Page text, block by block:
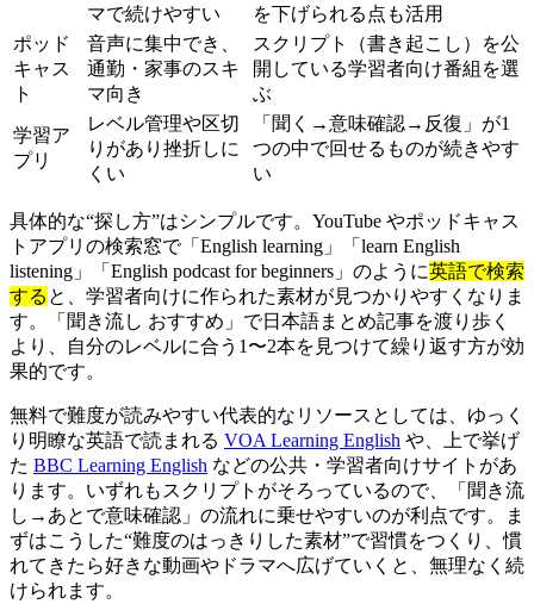
マで続けやすい
を下げられる点も活用
ポッド
キャス
ト
音声に集中でき、
通勤・家事のスキ
マ向き
スクリプト（書き起こし）を公
開している学習者向け番組を選
ぶ
学習ア
プリ
レベル管理や区切
りがあり挫折しに
くい
「聞く→意味確認→反復」が1
つの中で回せるものが続きやす
い
具体的な“探し方”はシンプルです。YouTube やポッドキャス
トアプリの検索窓で「English learning」「learn English
listening」「English podcast for beginners」のように英語で検索
する と、学習者向けに作られた素材が見つかりやすくなりま
す。「聞き流し おすすめ」で日本語まとめ記事を渡り歩く
より、自分のレベルに合う1〜2本を見つけて繰り返す方が効
果的です。
無料で難度が読みやすい代表的なリソースとしては、ゆっく
り明瞭な英語で読まれる VOA Learning English や、上で挙げ
た BBC Learning English などの公共・学習者向けサイトがあ
ります。いずれもスクリプトがそろっているので、「聞き流
し→あとで意味確認」の流れに乗せやすいのが利点です。ま
ずはこうした“難度のはっきりした素材”で習慣をつくり、慣
れてきたら好きな動画やドラマへ広げていくと、無理なく続
けられます。